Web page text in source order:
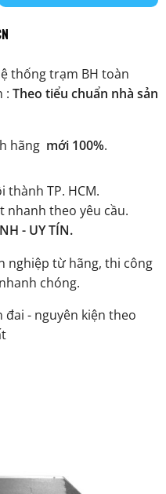
thống trạm BH toàn
: Theo tiểu chuẩn nhà sản
hãng mới 100%.
TP. HCM.
nhanh theo yêu cầu.
- UY TÍN.
nghiệp từ hãng, thi công
chóng.
đai - nguyên kiện theo